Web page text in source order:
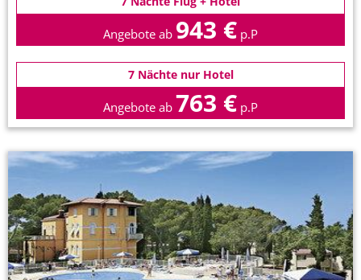
Angebote ab 943 € p.P
7 Nächte nur Hotel
Angebote ab 763 € p.P